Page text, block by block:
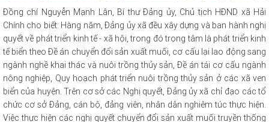
Đồng chí Nguyễn Mạnh Lân, Bí thư Đảng ủy, Chủ tịch HĐND xã Hải
Chính cho biết: Hàng năm, Đảng ủy xã đều xây dựng và ban hành nghị
quyết về phát triển kinh tế - xã hội, trong đó trọng tâm là phát triển kinh
tế biển theo Đề án chuyển đổi sản xuất muối, cơ cấu lại lao động sang
ngành nghề khai thác và nuôi trồng thủy sản, Đề án tái cơ cấu ngành
nông nghiệp, Quy hoạch phát triển nuôi trồng thủy sản ở các xã ven
biển của huyện. Trên cơ sở các Nghị quyết, Đảng ủy xã chỉ đạo các tổ
chức cơ sở Đảng, cán bộ, đảng viên, nhân dân nghiêm túc thực hiện.
Việc thực hiện các nghị quyết chuyển đổi sản xuất muối truyền thống